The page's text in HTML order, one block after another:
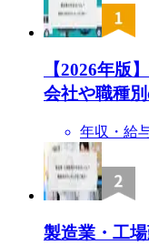
【2026年版
会社や職種
年収・給
製造業・工